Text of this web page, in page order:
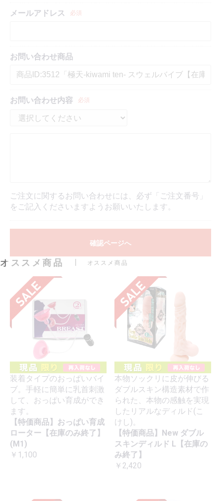
メールアドレス 必須
お問い合わせ商品
お問い合わせ内容 必須
ご注文に関するお問い合わせには、必ず「ご注文番号」
をご記入くださいますようお願いいたします。
確認ページへ
オススメ商品 オススメ商品
装着タイプのおっぱいバイ
ブ。手軽に簡単に乳首刺激
して、おっぱい育成ができ
ます。
【特価商品】おっぱい育成
ローター【在庫のみ終了】
(M1)
￥1,100
本物ソックリに皮が伸びる
ダブルスキン構造素材で作
られた、本物の感触を実現
したリアルなディルド(こ
けし)。
【特価商品】New ダブル
スキンディルド L【在庫の
み終了】
￥2,420